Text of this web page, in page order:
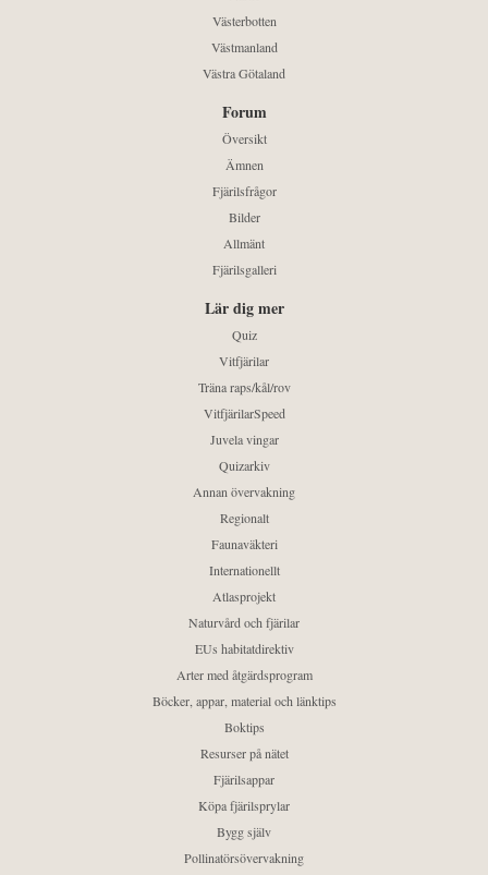
Västerbotten
Västmanland
Västra Götaland
Forum
Översikt
Ämnen
Fjärilsfrågor
Bilder
Allmänt
Fjärilsgalleri
Lär dig mer
Quiz
Vitfjärilar
Träna raps/kål/rov
VitfjärilarSpeed
Juvela vingar
Quizarkiv
Annan övervakning
Regionalt
Faunaväkteri
Internationellt
Atlasprojekt
Naturvård och fjärilar
EUs habitatdirektiv
Arter med åtgärdsprogram
Böcker, appar, material och länktips
Boktips
Resurser på nätet
Fjärilsappar
Köpa fjärilsprylar
Bygg själv
Pollinatörsövervakning